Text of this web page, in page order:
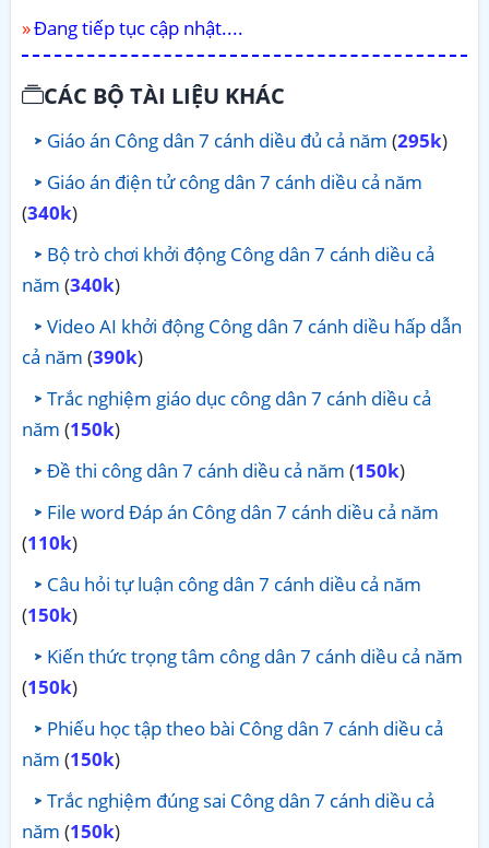
Đang tiếp tục cập nhật....
CÁC BỘ TÀI LIỆU KHÁC
Giáo án Công dân 7 cánh diều đủ cả năm (295k)
Giáo án điện tử công dân 7 cánh diều cả năm
(340k)
Bộ trò chơi khởi động Công dân 7 cánh diều cả
năm (340k)
Video AI khởi động Công dân 7 cánh diều hấp dẫn
cả năm (390k)
Trắc nghiệm giáo dục công dân 7 cánh diều cả
năm (150k)
Đề thi công dân 7 cánh diều cả năm (150k)
File word Đáp án Công dân 7 cánh diều cả năm
(110k)
Câu hỏi tự luận công dân 7 cánh diều cả năm
(150k)
Kiến thức trọng tâm công dân 7 cánh diều cả năm
(150k)
Phiếu học tập theo bài Công dân 7 cánh diều cả
năm (150k)
Trắc nghiệm đúng sai Công dân 7 cánh diều cả
năm (150k)